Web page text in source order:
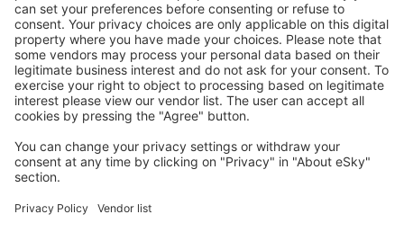
Mehr sparen
Attraktive Preise und Spezialangebote für eingeloggte
Benutzer.
Unterkünfte, die Sie mögen
Wählen Sie aus über 1,3 Millionen Unterkünften: Hotels,
Meist gesuchte Hotels von eSky-Nutzern